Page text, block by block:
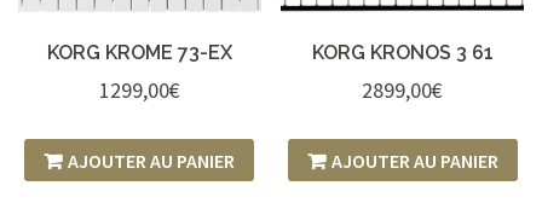
KORG KROME 73-EX
1299,00€
AJOUTER AU PANIER
KORG KRONOS 3 61
2899,00€
AJOUTER AU PANIER